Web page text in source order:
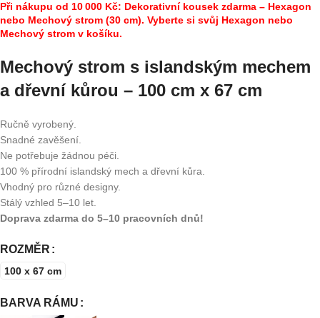
Při nákupu od 10 000 Kč: Dekorativní kousek zdarma – Hexagon
nebo Mechový strom (30 cm). Vyberte si svůj Hexagon nebo
Mechový strom v košíku.
Mechový strom s islandským mechem
a dřevní kůrou – 100 cm x 67 cm
Ručně vyrobený.
Snadné zavěšení.
Ne potřebuje žádnou péči.
100 % přírodní islandský mech a dřevní kůra.
Vhodný pro různé designy.
Stálý vzhled 5–10 let.
Doprava zdarma do 5–10 pracovních dnů!
ROZMĚR
100 x 67 cm
BARVA RÁMU